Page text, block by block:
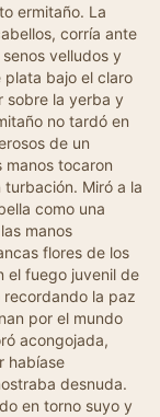
ermitaño. La
corría ante
velludos y
plata bajo el claro
sobre la yerba y
no tardó en
de un
manos tocaron
Miró a la
como una
manos
flores de los
el fuego juvenil de
recordando la paz
por el mundo
acongojada,
habíase
desnuda.
en torno suyo y